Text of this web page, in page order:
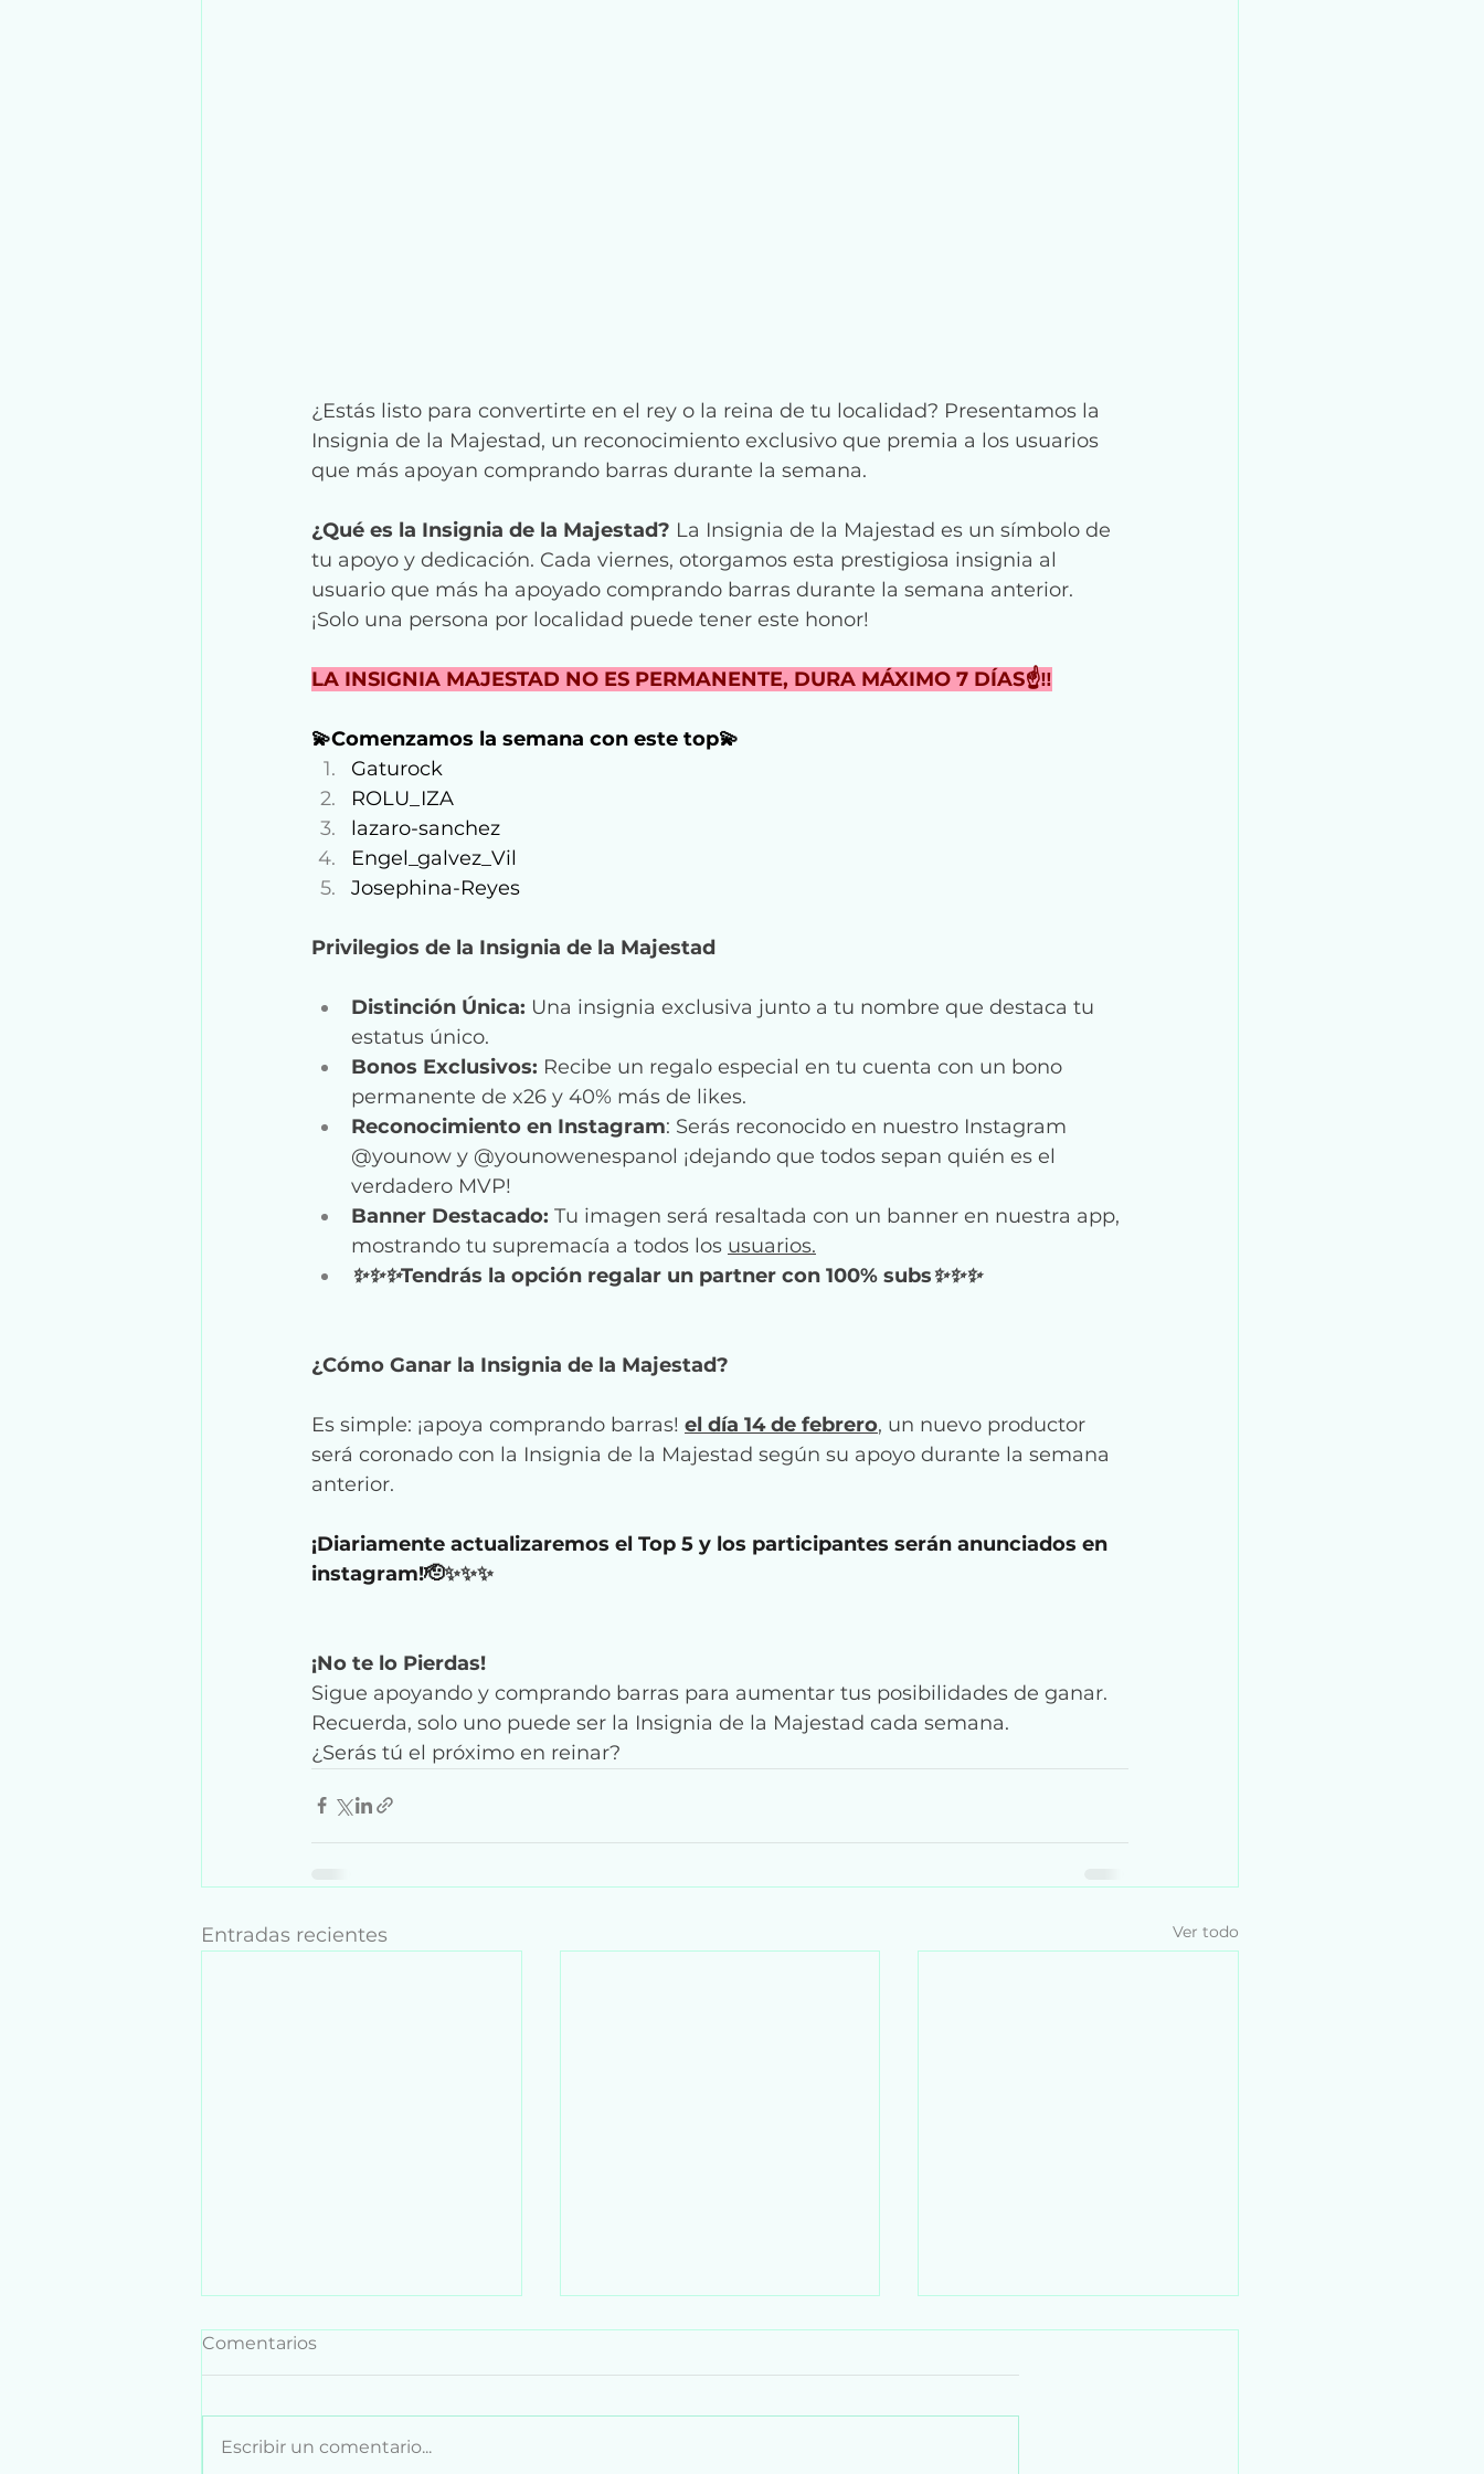
¿Estás listo para convertirte en el rey o la reina de tu localidad? Presentamos la
Insignia de la Majestad, un reconocimiento exclusivo que premia a los usuarios
que más apoyan comprando barras durante la semana.
¿Qué es la Insignia de la Majestad? La Insignia de la Majestad es un símbolo de
tu apoyo y dedicación. Cada viernes, otorgamos esta prestigiosa insignia al
usuario que más ha apoyado comprando barras durante la semana anterior.
¡Solo una persona por localidad puede tener este honor!
LA INSIGNIA MAJESTAD NO ES PERMANENTE, DURA MÁXIMO 7 DÍAS☝️‼️
💫Comenzamos la semana con este top💫
Gaturock
ROLU_IZA
lazaro-sanchez
Engel_galvez_Vil
Josephina-Reyes
Privilegios de la Insignia de la Majestad
Distinción Única: Una insignia exclusiva junto a tu nombre que destaca tu
estatus único.
Bonos Exclusivos: Recibe un regalo especial en tu cuenta con un bono
permanente de x26 y 40% más de likes.
Reconocimiento en Instagram: Serás reconocido en nuestro Instagram
@younow y @younowenespanol ¡dejando que todos sepan quién es el
verdadero MVP!
Banner Destacado: Tu imagen será resaltada con un banner en nuestra app,
mostrando tu supremacía a todos los usuarios.
✨✨✨Tendrás la opción regalar un partner con 100% subs✨✨✨
¿Cómo Ganar la Insignia de la Majestad?
Es simple: ¡apoya comprando barras! el día 14 de febrero, un nuevo productor
será coronado con la Insignia de la Majestad según su apoyo durante la semana
anterior.
¡Diariamente actualizaremos el Top 5 y los participantes serán anunciados en
instagram!🫡✨✨✨
¡No te lo Pierdas!
Sigue apoyando y comprando barras para aumentar tus posibilidades de ganar.
Recuerda, solo uno puede ser la Insignia de la Majestad cada semana.
¿Serás tú el próximo en reinar?
Entradas recientes Ver todo
Comentarios
Escribir un comentario...